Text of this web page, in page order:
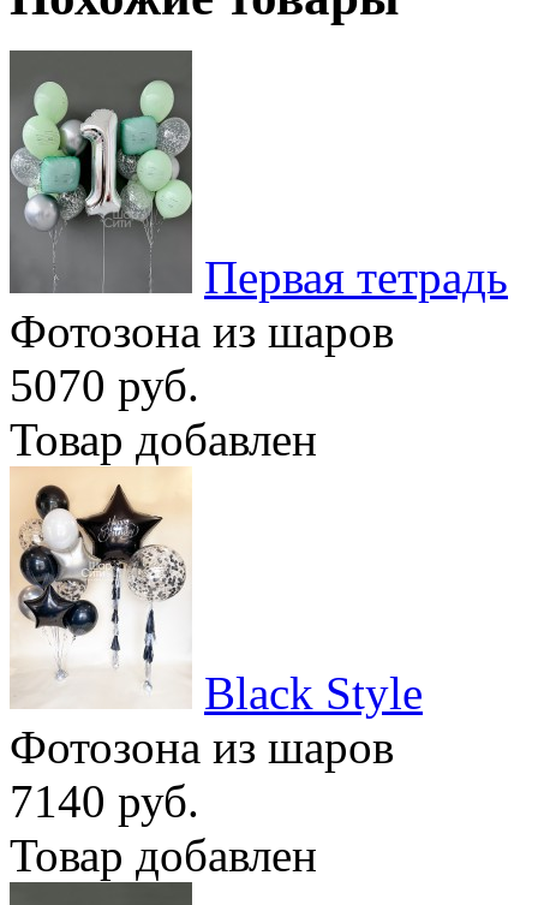
Первая тетрадь
Фотозона из шаров
5070 руб.
Товар добавлен
Black Style
Фотозона из шаров
7140 руб.
Товар добавлен